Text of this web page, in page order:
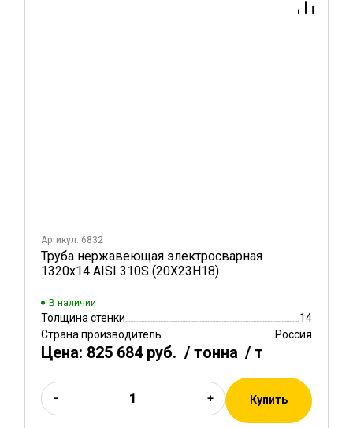
Артикул: 6832
Труба нержавеющая электросварная
1320х14 AISI 310S (20Х23Н18)
В наличии
Толщина стенки
14
Страна производитель
Россия
Цена: 825 684 руб. / тонна / т
- + Купить